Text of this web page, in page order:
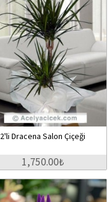
2'li Dracena Salon Çiçeği
1,750.00₺